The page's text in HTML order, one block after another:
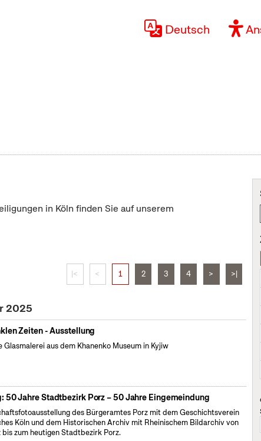
Deutsch
in Köln finden Sie auf unserem
|< < 1 2 3 4 > >|
2025
Zeiten - Ausstellung
aus dem Khanenko Museum in Kyjiw
50 Jahre Stadtbezirk Porz – 50 Jahre Eingemeindung
des Bürgeramtes Porz mit dem Geschichtsverein
Köln und dem Historischen Archiv mit Rheinischem Bildarchiv von
zum heutigen Stadtbezirk Porz.